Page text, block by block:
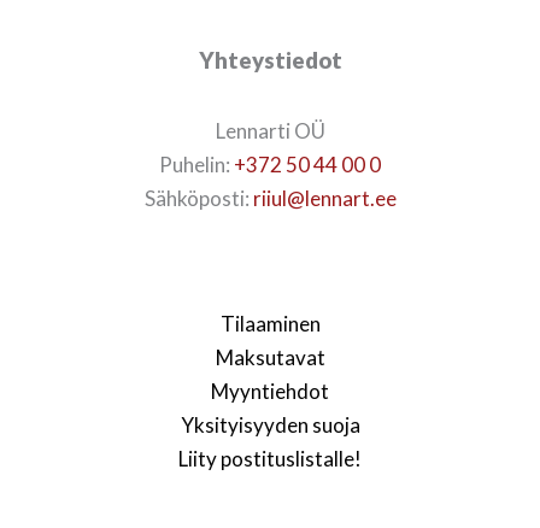
Yhteystiedot
Lennarti OÜ
Puhelin: +372 50 44 00 0
Sähköposti: riiul@lennart.ee
Tilaaminen
Maksutavat
Myyntiehdot
Yksityisyyden suoja
Liity postituslistalle!